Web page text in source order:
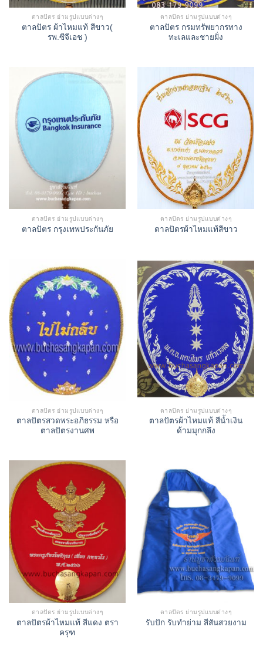
ตาลปัตร ย่ามรูปแบบต่างๆ
ตาลปัตร ผ้าไหมแท้ สีขาว(
รพ.ซีจีเอช )
ตาลปัตร ย่ามรูปแบบต่างๆ
ตาลปัตร กรมทรัพยากรทาง
ทะเลและชายฝั่ง
ตาลปัตร ย่ามรูปแบบต่างๆ
ตาลปัตร กรุงเทพประกันภัย
ตาลปัตร ย่ามรูปแบบต่างๆ
ตาลปัตรผ้าไหมแท้สีขาว
ตาลปัตร ย่ามรูปแบบต่างๆ
ตาลปัตรสวดพระอภิธรรม หรือ
ตาลปัตรงานศพ
ตาลปัตร ย่ามรูปแบบต่างๆ
ตาลปัตรผ้าไหมแท้ สีน้ำเงิน
ด้ามมุกกลึง
ตาลปัตร ย่ามรูปแบบต่างๆ
ตาลปัตรผ้าไหมแท้ สีแดง ตรา
ครุฑ
ตาลปัตร ย่ามรูปแบบต่างๆ
รับปัก รับทำย่าม สีสันสวยงาม